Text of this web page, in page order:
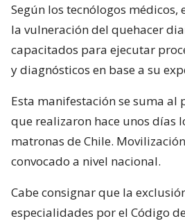
Según los tecnólogos médicos,
la vulneración del quehacer
capacitados para ejecutar
y diagnósticos en base a su
Esta manifestación se suma al
que realizaron hace unos días
matronas de Chile.
convocado a nivel nacional.
Cabe consignar que la
especialidades por el Código